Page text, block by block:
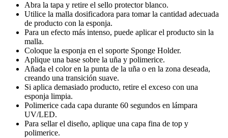
Abra la tapa y retire el sello protector blanco.
Utilice la malla dosificadora para tomar la cantidad adecuada
de producto con la esponja.
Para un efecto más intenso, puede aplicar el producto sin la
malla.
Coloque la esponja en el soporte Sponge Holder.
Aplique una base sobre la uña y polimerice.
Añada el color en la punta de la uña o en la zona deseada,
creando una transición suave.
Si aplica demasiado producto, retire el exceso con una
esponja limpia.
Polimerice cada capa durante 60 segundos en lámpara
UV/LED.
Para sellar el diseño, aplique una capa fina de top y
polimerice.